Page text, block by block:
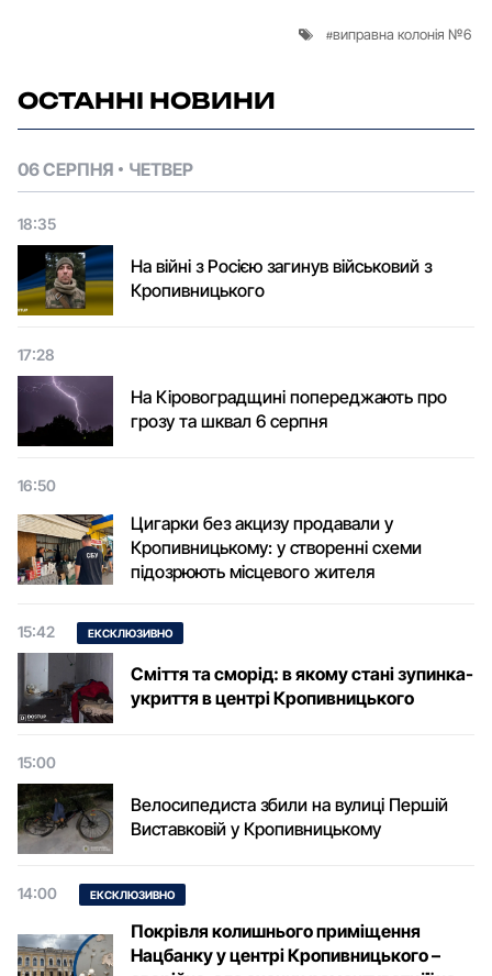
виправна колонія №6
ОСТАННІ НОВИНИ
06 СЕРПНЯ ЧЕТВЕР
18:35
На війні з Росією загинув військовий з
Кропивницького
17:28
На Кіровоградщині попереджають про
грозу та шквал 6 серпня
16:50
Цигарки без акцизу продавали у
Кропивницькому: у створенні схеми
підозрюють місцевого жителя
15:42 ЕКСКЛЮЗИВНО
Сміття та сморід: в якому стані зупинка-
укриття в центрі Кропивницького
15:00
Велосипедиста збили на вулиці Першій
Виставковій у Кропивницькому
14:00 ЕКСКЛЮЗИВНО
Покрівля колишнього приміщення
Нацбанку у центрі Кропивницького –